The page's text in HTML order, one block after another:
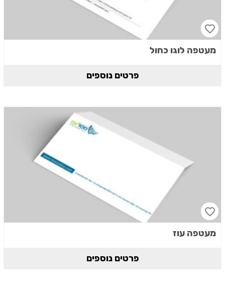
מעטפה לוגו כחול
פרטים נוספים
מעטפה עוז
פרטים נוספים